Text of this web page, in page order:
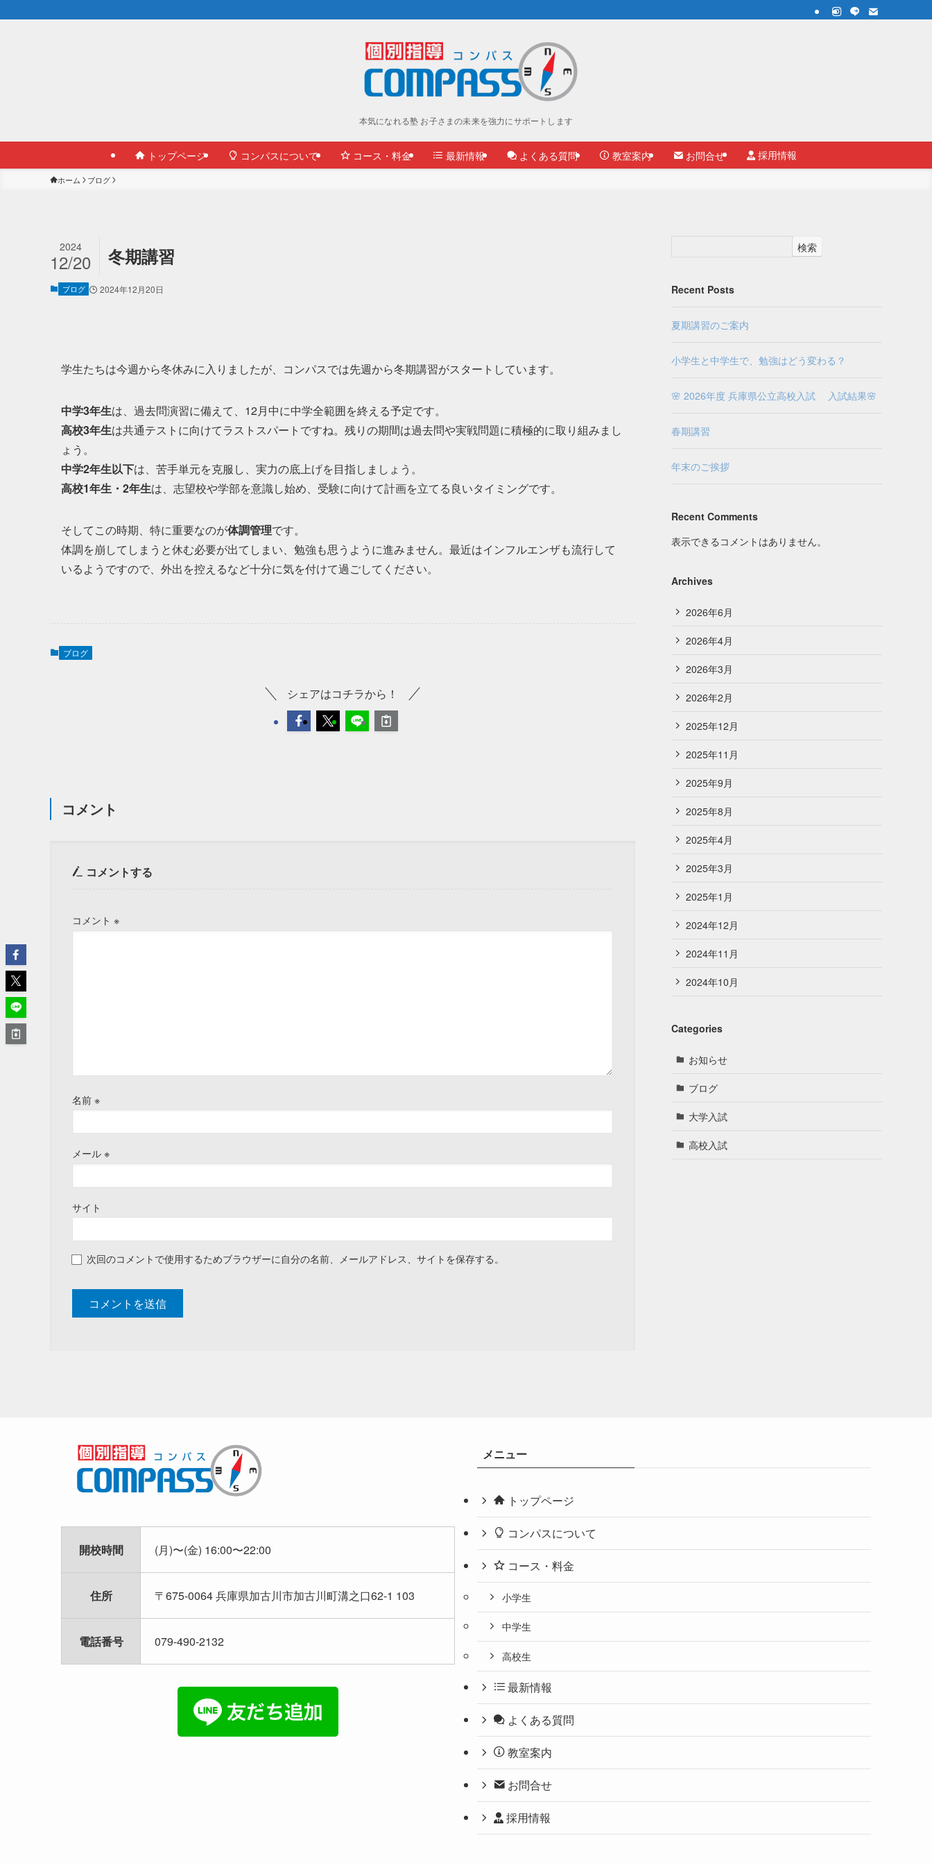
本気になれる塾 お子さまの未来を強力にサポートします
トップページ コンパスについて コース・料金 最新情報 よくある質問 教室案内 お問合せ 採用情報
ホーム ブログ
冬期講習
2024
12/20
ブログ 2024年12月20日
学生たちは今週から冬休みに入りましたが、コンパスでは先週から冬期講習がスタートしています。
中学3年生は、過去問演習に備えて、12月中に中学全範囲を終える予定です。
高校3年生は共通テストに向けてラストスパートですね。残りの期間は過去問や実戦問題に積極的に取り組みまし
ょう。
中学2年生以下は、苦手単元を克服し、実力の底上げを目指しましょう。
高校1年生・2年生は、志望校や学部を意識し始め、受験に向けて計画を立てる良いタイミングです。
そしてこの時期、特に重要なのが体調管理です。
体調を崩してしまうと休む必要が出てしまい、勉強も思うように進みません。最近はインフルエンザも流行して
いるようですので、外出を控えるなど十分に気を付けて過ごしてください。
ブログ
シェアはコチラから！
コメント
コメントする
コメント ※
名前※
メール※
サイト
次回のコメントで使用するためブラウザーに自分の名前、メールアドレス、サイトを保存する。
検索
Recent Posts
夏期講習のご案内
小学生と中学生で、勉強はどう変わる？
🌸 2026年度 兵庫県公立高校入試 入試結果🌸
春期講習
年末のご挨拶
Recent Comments
表示できるコメントはありません。
Archives
2026年6月
2026年4月
2026年3月
2026年2月
2025年12月
2025年11月
2025年9月
2025年8月
2025年4月
2025年3月
2025年1月
2024年12月
2024年11月
2024年10月
Categories
お知らせ
ブログ
大学入試
高校入試
開校時間 (月)〜(金) 16:00〜22:00
住所 〒675-0064 兵庫県加古川市加古川町溝之口62-1 103
電話番号 079-490-2132
メニュー
トップページ
コンパスについて
コース・料金
小学生
中学生
高校生
最新情報
よくある質問
教室案内
お問合せ
採用情報